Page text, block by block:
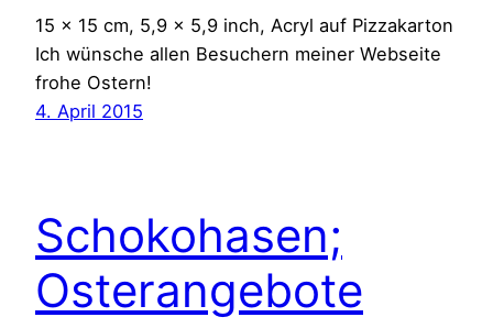
15 x 15 cm, 5,9 x 5,9 inch, Acryl auf Pizzakarton
Ich wünsche allen Besuchern meiner Webseite
frohe Ostern!
4. April 2015
Schokohasen;
Osterangebote